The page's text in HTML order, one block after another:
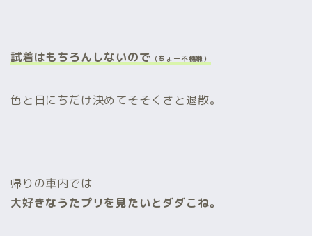
試着はもちろんしないので （ちょー不機嫌）
色と日にちだけ決めてそそくさと退散。
帰りの車内では
大好きなうたプリを見たいとダダこね。